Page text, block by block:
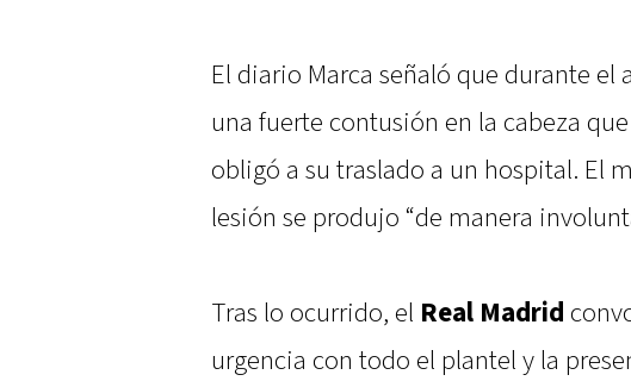
El diario Marca señaló que durante el
una fuerte contusión en la cabeza
obligó a su traslado a un hospital. El
lesión se produjo “de manera
Tras lo ocurrido, el Real Madrid
urgencia con todo el plantel y la